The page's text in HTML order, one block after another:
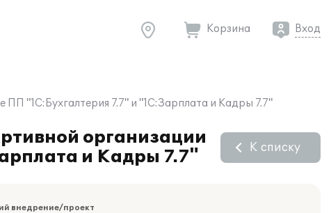
Корзина Вход
"1С:Бухгалтерия 7.7" и "1С:Зарплата и Кадры 7.7"
организации
и Кадры 7.7"
К списку
внедрение/проект